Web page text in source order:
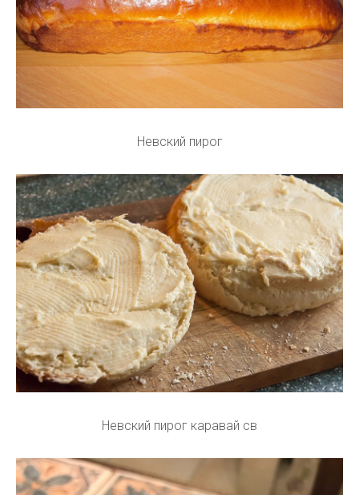
Невский пирог
Невский пирог каравай св